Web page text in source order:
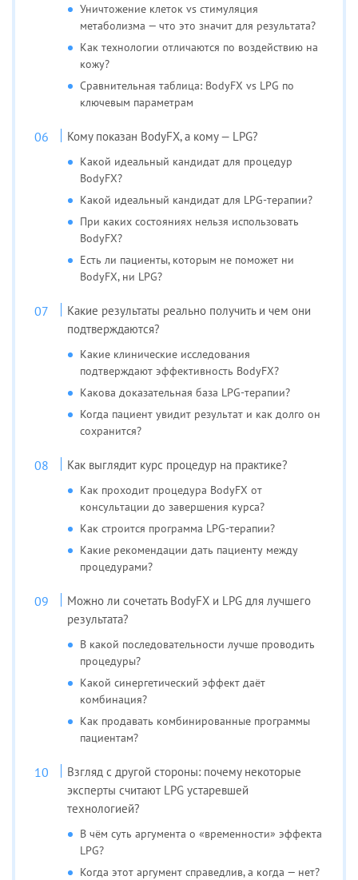
Уничтожение клеток vs стимуляция
метаболизма — что это значит для результата?
Как технологии отличаются по воздействию на
кожу?
Сравнительная таблица: BodyFX vs LPG по
ключевым параметрам
Кому показан BodyFX, а кому — LPG?
Какой идеальный кандидат для процедур
BodyFX?
Какой идеальный кандидат для LPG-терапии?
При каких состояниях нельзя использовать
BodyFX?
Есть ли пациенты, которым не поможет ни
BodyFX, ни LPG?
Какие результаты реально получить и чем они
подтверждаются?
Какие клинические исследования
подтверждают эффективность BodyFX?
Какова доказательная база LPG-терапии?
Когда пациент увидит результат и как долго он
сохранится?
Как выглядит курс процедур на практике?
Как проходит процедура BodyFX от
консультации до завершения курса?
Как строится программа LPG-терапии?
Какие рекомендации дать пациенту между
процедурами?
Можно ли сочетать BodyFX и LPG для лучшего
результата?
В какой последовательности лучше проводить
процедуры?
Какой синергетический эффект даёт
комбинация?
Как продавать комбинированные программы
пациентам?
Взгляд с другой стороны: почему некоторые
эксперты считают LPG устаревшей
технологией?
В чём суть аргумента о «временности» эффекта
LPG?
Когда этот аргумент справедлив, а когда — нет?